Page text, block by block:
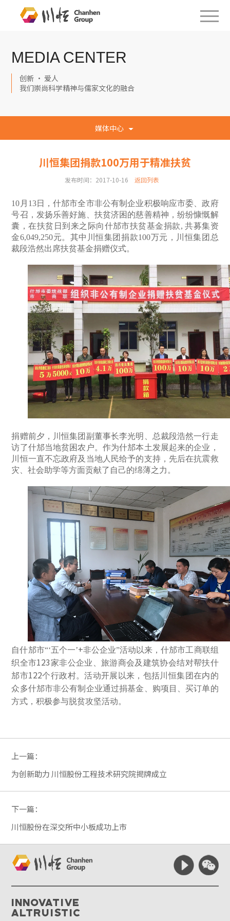
MEDIA CENTER
创新 · 爱人
我们崇尚科学精神与儒家文化的融合
媒体中心
川恒集团捐款100万用于精准扶贫
发布时间：2017-10-16 返回列表
10 月13日，什邡市全市非公有制企业积极响应市委、政府
号召，发扬乐善好施、扶贫济困的慈善精神，纷纷慷慨解
囊，在扶贫日到来之际向什邡市扶贫基金捐款, 共募集资
金6,049,250元。其中川恒集团捐款100万元，川恒集团总
裁段浩然出席扶贫基金捐赠仪式。
捐赠前夕，川恒集团副董事长李光明、总裁段浩然一行走
访了什邡当地贫困农户。作为什邡本土发展起来的企业，
川恒一直不忘政府及当地人民给予的支持，先后在抗震救
灾、社会助学等方面贡献了自己的绵薄之力。
自什邡市“‘五个一’+非公企业”活动以来，什邡市工商联组
织全市123 家非公企业、旅游商会及建筑协会结对帮扶什
邡市122个行政村。活动开展以来，包括川恒集团在内的
众多什邡市非公有制企业通过捐基金、购项目、买订单的
方式，积极参与脱贫攻坚活动。
上一篇：
为创新助力 川恒股份工程技术研究院揭牌成立
下一篇：
川恒股份在深交所中小板成功上市
Innovative
Altruistic